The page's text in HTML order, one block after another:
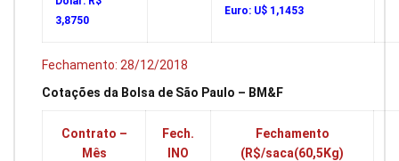
3,8750
Euro: U$ 1,1453
Fechamento: 28/12/2018
Cotações da Bolsa de São Paulo – BM&F
Contrato –
Mês
Fech.
INO
Fechamento
(R$/saca(60,5Kg)